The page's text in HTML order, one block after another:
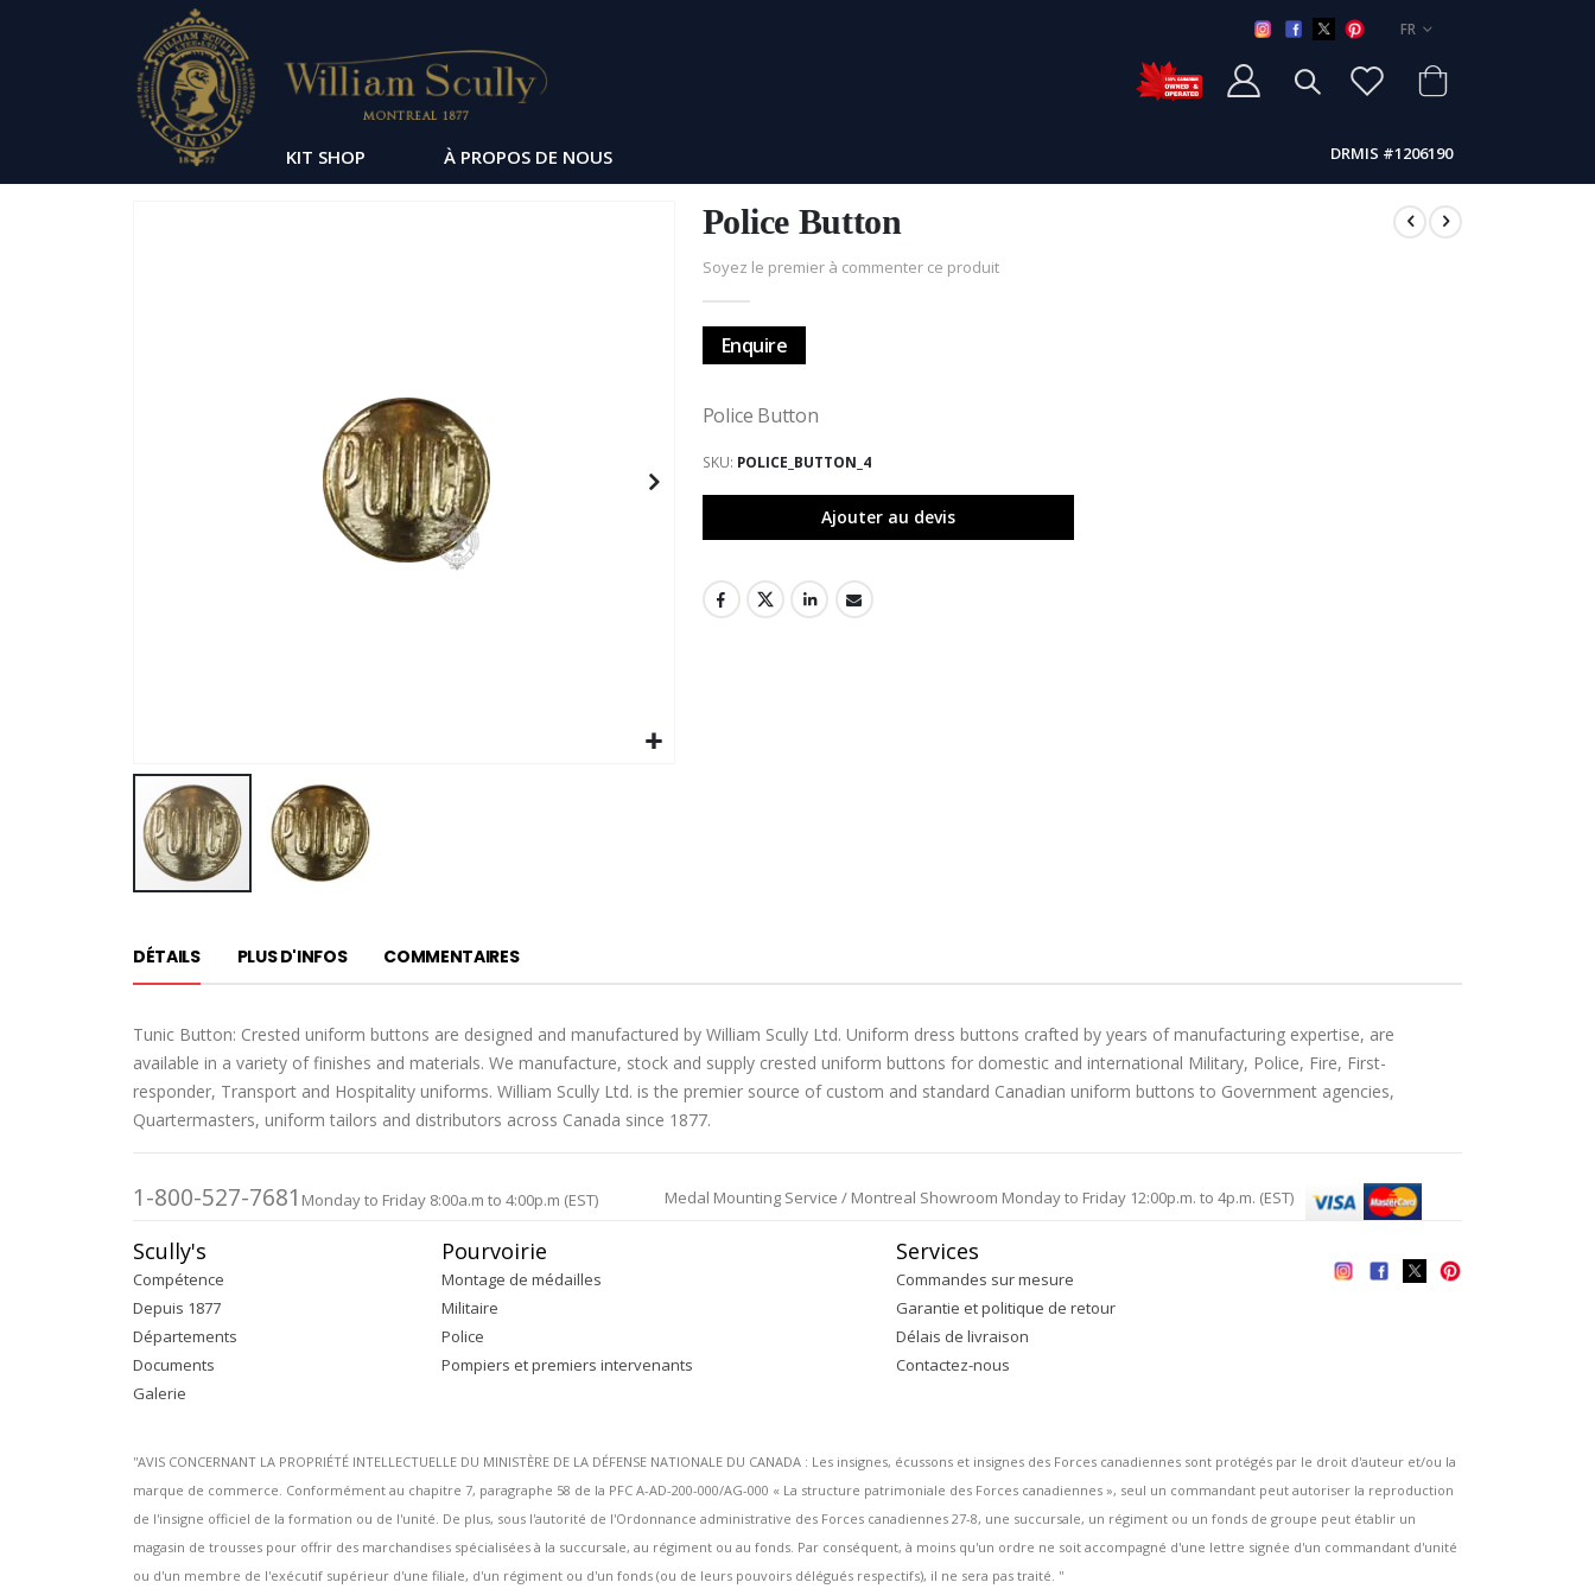
LANGUE
FR
KIT SHOP À PROPOS DE NOUS DRMIS #1206190
début
de
Galerie
d’images
Police Button
Soyez le premier à commenter ce produit
Enquire
Police Button
SKU POLICE_BUTTON_4
Ajouter au devis
DÉTAILS
Tunic Button: Crested uniform buttons are designed and manufactured by William Scully Ltd. Uniform dress buttons crafted by years of manufacturing expertise, are
available in a variety of finishes and materials. We manufacture, stock and supply crested uniform buttons for domestic and international Military, Police, Fire, First-
responder, Transport and Hospitality uniforms. William Scully Ltd. is the premier source of custom and standard Canadian uniform buttons to Government agencies,
Quartermasters, uniform tailors and distributors across Canada since 1877.
PLUS D'INFOS COMMENTAIRES
1-800-527-7681 Monday to Friday 8:00a.m to 4:00p.m (EST) Medal Mounting Service / Montreal Showroom Monday to Friday 12:00p.m. to 4p.m. (EST)
Scully's
Compétence
Depuis 1877
Départements
Documents
Galerie
Pourvoirie
Montage de médailles
Militaire
Police
Pompiers et premiers intervenants
Services
Commandes sur mesure
Garantie et politique de retour
Délais de livraison
Contactez-nous
''AVIS CONCERNANT LA PROPRIÉTÉ INTELLECTUELLE DU MINISTÈRE DE LA DÉFENSE NATIONALE DU CANADA : Les insignes, écussons et insignes des Forces canadiennes sont protégés par le droit d'auteur et/ou la
marque de commerce. Conformément au chapitre 7, paragraphe 58 de la PFC A-AD-200-000/AG-000 « La structure patrimoniale des Forces canadiennes », seul un commandant peut autoriser la reproduction
de l'insigne officiel de la formation ou de l'unité. De plus, sous l'autorité de l'Ordonnance administrative des Forces canadiennes 27-8, une succursale, un régiment ou un fonds de groupe peut établir un
magasin de trousses pour offrir des marchandises spécialisées à la succursale, au régiment ou au fonds. Par conséquent, à moins qu'un ordre ne soit accompagné d'une lettre signée d'un commandant d'unité
ou d'un membre de l'exécutif supérieur d'une filiale, d'un régiment ou d'un fonds (ou de leurs pouvoirs délégués respectifs), il ne sera pas traité. ''